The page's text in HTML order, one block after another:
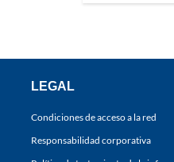
LEGAL
Condiciones de acceso a la red
Responsabilidad corporativa